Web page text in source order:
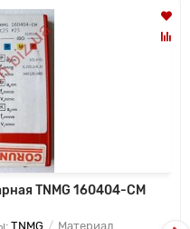
TNMG 160404-CM
TNMG
Материал